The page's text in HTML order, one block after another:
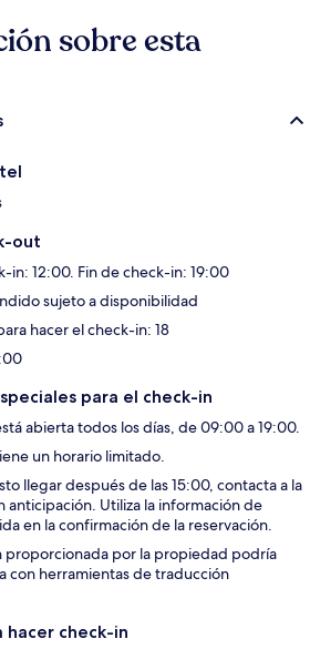
sobre esta
out
in: 12:00. Fin de check-in: 19:00
sujeto a disponibilidad
hacer el check-in: 18
para el check-in
abierta todos los días, de 09:00 a 19:00.
un horario limitado.
llegar después de las 15:00, contacta a la
anticipación. Utiliza la información de
en la confirmación de la reservación.
proporcionada por la propiedad podría
con herramientas de traducción
hacer check-in